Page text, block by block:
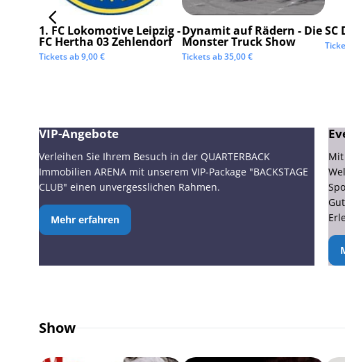
1. FC Lokomotive Leipzig -
FC Hertha 03 Zehlendorf
Tickets ab9,00€
Dynamit auf Rädern - Die
Monster Truck Show
Tickets ab35,00€
SC
VIP-Angebote
Verleihen Sie Ihrem Besuch in der QUARTERBACK
Immobilien ARENA mit unserem VIP-Package "BACKSTAGE
CLUB" einen unvergesslichen Rahmen.
Mehr erfahren
Mit
Show